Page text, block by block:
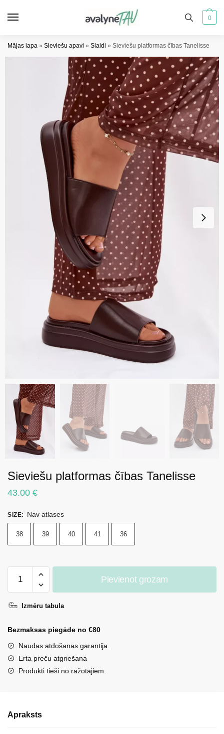
0
Mājas lapa » Sieviešu apavi » Slaidi » Sieviešu platformas čības Tanelisse
Sieviešu platformas čības Tanelisse
43.00 €
SIZE: Nav atlases
38 39 40 41 36
platformas
Tanelisse
Pievienot grozam
Izmēru tabula
Bezmaksas piegāde no €80
Naudas atdošanas garantija.
Ērta preču atgriešana
Produkti tieši no ražotājiem.
Apraksts